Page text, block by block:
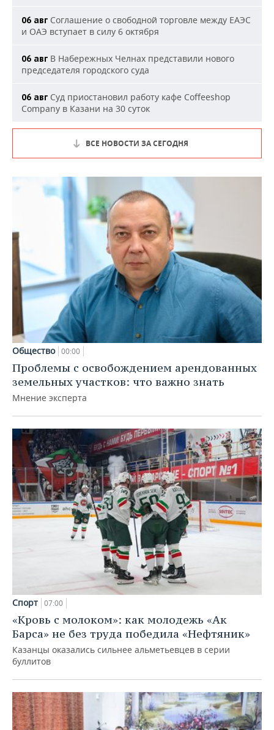
06 авг Соглашение о свободной торговле между ЕАЭС
и ОАЭ вступает в силу 6 октября
06 авг В Набережных Челнах представили нового
председателя городского суда
06 авг Суд приостановил работу кафе Coffeeshop
Company в Казани на 30 суток
ВСЕ НОВОСТИ ЗА СЕГОДНЯ
Общество 00:00
Проблемы с освобождением арендованных
земельных участков: что важно знать
Мнение эксперта
Спорт 07:00
«Кровь с молоком»: как молодежь «Ак
Барса» не без труда победила «Нефтяник»
Казанцы оказались сильнее альметьевцев в серии
буллитов